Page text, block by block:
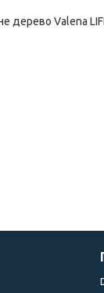
дерево Valena